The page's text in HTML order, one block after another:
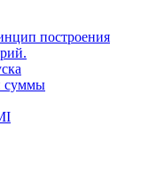
построения
суммы